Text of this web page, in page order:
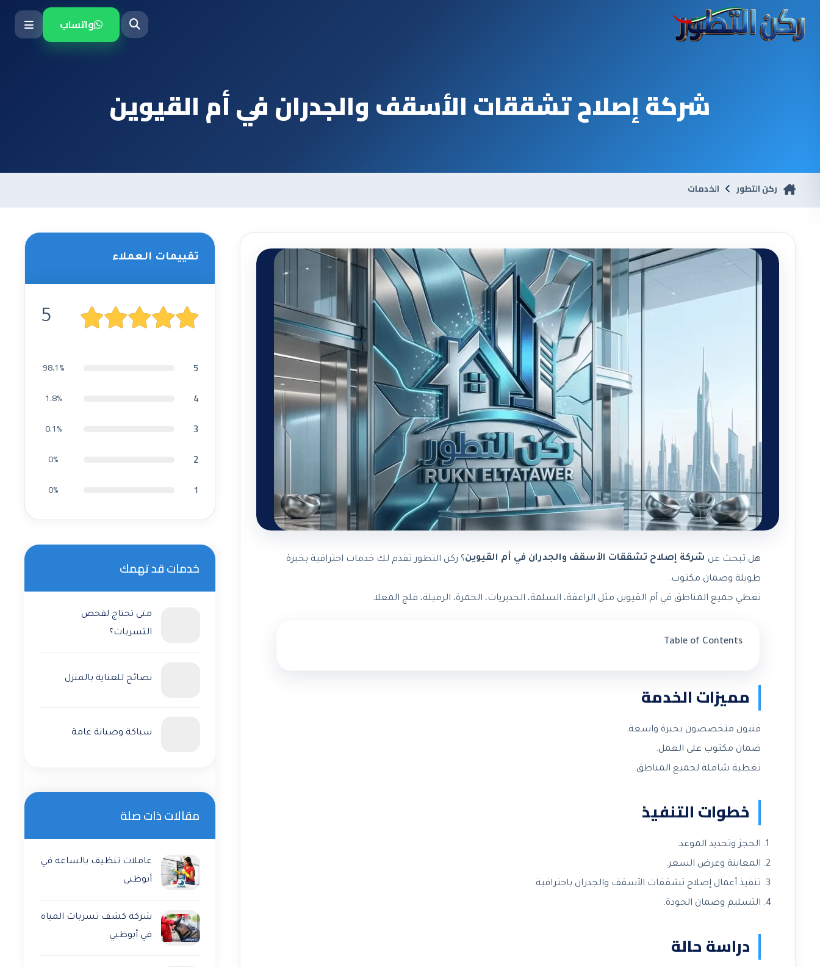
واتساب
شركة إصلاح تشققات الأسقف والجدران في أم القيوين
ركن التطور الخدمات
هل تبحث عن شركة إصلاح تشققات الأسقف والجدران في أم القيوين؟ ركن التطور تقدم لك خدمات احترافية بخبرة
طويلة وضمان مكتوب.
نغطي جميع المناطق في أم القيوين مثل الراعفة، السلمة، الحديريات، الحمرة، الرميلة، فلج المعلا.
Table of Contents
مميزات الخدمة
فنيون متخصصون بخبرة واسعة.
ضمان مكتوب على العمل.
تغطية شاملة لجميع المناطق.
خطوات التنفيذ
الحجز وتحديد الموعد.
المعاينة وعرض السعر.
تنفيذ أعمال إصلاح تشققات الأسقف والجدران باحترافية.
التسليم وضمان الجودة.
دراسة حالة
تقييمات العملاء
5
5
98.1%
4
1.8%
3
0.1%
2
0%
1
0%
خدمات قد تهمك
متى تحتاج لفحص
التسربات؟
نصائح للعناية بالمنزل
سباكة وصيانة عامة
مقالات ذات صلة
عاملات تنظيف بالساعه في
أبوظبي
شركة كشف تسربات المياه
في أبوظبي